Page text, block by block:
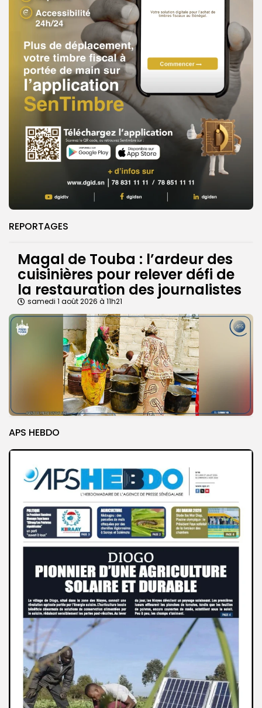
REPORTAGES
Magal de Touba : l’ardeur des
cuisinières pour relever défi de
la restauration des journalistes
samedi 1 août 2026 à 11h21
APS HEBDO